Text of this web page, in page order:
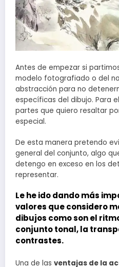
Antes de empezar si
modelo fotografiado o del
abstracción para no
específicas del dibujo. Para
partes que quiero resaltar
especial.
De esta manera pretendo
general del conjunto, algo
detengo en exceso en los
representar.
Le he ido dando más
valores que considero
dibujos como son el
conjunto tonal, la
contrastes.
Una de las ventajas de la